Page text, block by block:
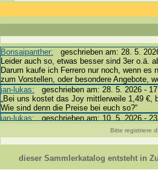
Bonsaipanther: geschrieben am: 28. 5.
Leider auch so, etwas besser sind 3er o.ä.
Darum kaufe ich Ferrero nur noch, wenn es
zum Vorstellen, oder besondere Angebote,
jan-lukas: geschrieben am: 28. 5. 2026 -
„Bei uns kostet das Joy mittlerweile 1,49 €,
Wie sind denn die Preise bei euch so?“
jan-lukas:geschrieben am: 10. 5. 2026 -
Bonsaipanther:geschrieben am: 10. 5.
@ Harald
https://www.ue-ei-portal-
Dein Enkel sollte zur Strafe die nächsten 3
Bitte registriere
dieser Sammlerkatalog entsteht in